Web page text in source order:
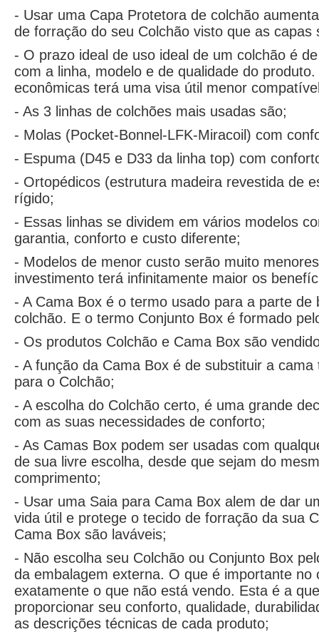
- Usar uma Capa Protetora de colchão
de forração do seu Colchão visto que as capas
- O prazo ideal de uso ideal de um colchão é
com a linha, modelo e de qualidade do
econômicas terá uma visa útil menor
- As 3 linhas de colchões mais usadas são;
- Molas (Pocket-Bonnel-LFK-Miracoil) com
- Espuma (D45 e D33 da linha top) com
- Ortopédicos (estrutura madeira revestida de
rígido;
- Essas linhas se dividem em vários modelos
garantia, conforto e custo diferente;
- Modelos de menor custo serão muito
investimento terá infinitamente maior os
- A Cama Box é o termo usado para a parte
colchão. E o termo Conjunto Box é formado
- Os produtos Colchão e Cama Box são
- A função da Cama Box é de substituir a
para o Colchão;
- A escolha do Colchão certo, é uma grande
com as suas necessidades de conforto;
- As Camas Box podem ser usadas com
de sua livre escolha, desde que sejam do
comprimento;
- Usar uma Saia para Cama Box alem de dar
vida útil e protege o tecido de forração da sua
Cama Box são laváveis;
- Não escolha seu Colchão ou Conjunto Box
da embalagem externa. O que é importante no
exatamente o que não está vendo. Esta é a
proporcionar seu conforto, qualidade,
as descrições técnicas de cada produto;